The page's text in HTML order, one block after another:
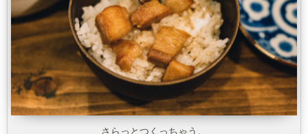
さらっとつくっちゃう。